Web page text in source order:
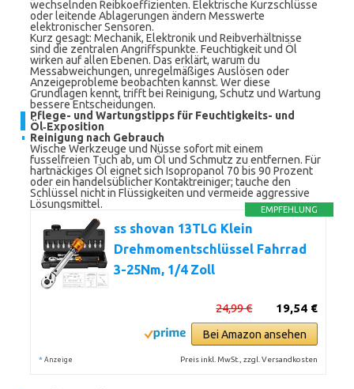
wechselnden Reibkoeffizienten. Elektrische Kurzschlüsse
oder leitende Ablagerungen ändern Messwerte
elektronischer Sensoren.
Kurz gesagt: Mechanik, Elektronik und Reibverhältnisse
sind die zentralen Angriffspunkte. Feuchtigkeit und Öl
wirken auf allen Ebenen. Das erklärt, warum du
Messabweichungen, unregelmäßiges Auslösen oder
Anzeigeprobleme beobachten kannst. Wer diese
Grundlagen kennt, trifft bei Reinigung, Schutz und Wartung
bessere Entscheidungen.
Pflege- und Wartungstipps für Feuchtigkeits- und
Öl‑Exposition
Reinigung nach Gebrauch
Wische Werkzeuge und Nüsse sofort mit einem
fusselfreien Tuch ab, um Öl und Schmutz zu entfernen. Für
hartnäckiges Öl eignet sich Isopropanol 70 bis 90 Prozent
oder ein handelsüblicher Kontaktreiniger; tauche den
Schlüssel nicht in Flüssigkeiten und vermeide aggressive
Lösungsmittel.
EMPFEHLUNG
ss shovan 13TLG Klein
Drehmomentschlüssel Fahrrad
3-25Nm, 1/4 Zoll
19,54 €
24,99 €
Bei Amazon ansehen
* Anzeige Preis inkl. MwSt., zzgl. Versandkosten